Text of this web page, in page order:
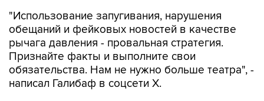
"Использование запугивания, нарушения
обещаний и фейковых новостей в качестве
рычага давления - провальная стратегия.
Признайте факты и выполните свои
обязательства. Нам не нужно больше театра", -
написал Галибаф в соцсети X.